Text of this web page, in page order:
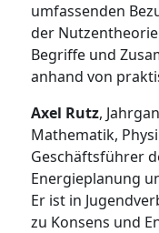
umfassenden
der
Begriffe und
anhand von
Axel Rutz,
Mathematik,
Geschäftsführer
Energieplanung
Er ist in
zu Konsens und